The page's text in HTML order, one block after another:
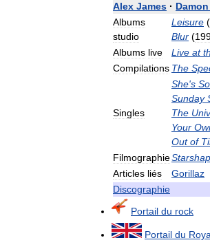
Alex James · Damon
Albums
studio
Leisure (
Blur (
Albums live Live at
Compilations The
Singles
She's So
Sunday
The
Your
Out of
Filmographie
Articles liés Gorillaz
Discographie
Portail du rock
Portail du